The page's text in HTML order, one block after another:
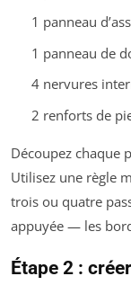
1 panneau
1 panneau de
4 nervures
2 renforts de
Découpez chaque
Utilisez une règle
trois ou quatre
appuyée — les
Étape 2 :